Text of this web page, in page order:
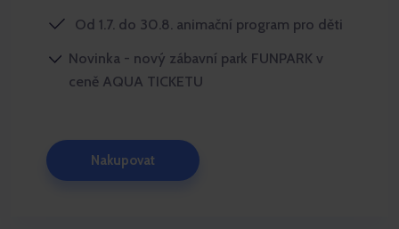
Od 1.7. do 30.8. animační program pro děti
Novinka - nový zábavní park FUNPARK v
ceně AQUA TICKETU
Nakupovat